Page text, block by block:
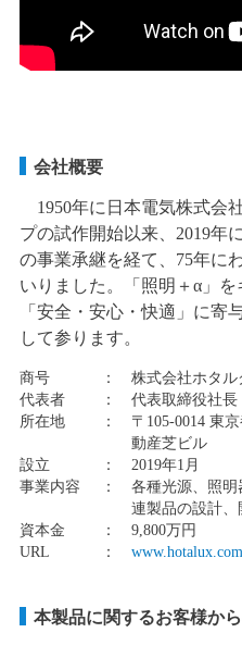
会社概要
1950年に日本電気株式会
プの試作開始以来、2019年
の事業承継を経て、75年に
いりました。「照明＋α」
「安全・安心・快適」に寄
して参ります。
商号 ： 株式会社ホタル
代表者
： 代表取締役社
所在地
： 〒105-0014 東
動産芝ビル
設立
： 2019年1月
事業内容
： 各種光源、照明
連製品の設計
資本金
： 9,800万円
URL
：
本製品に関するお客様か